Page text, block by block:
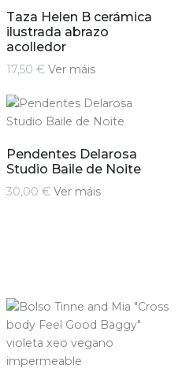
Taza Helen B cerámica
ilustrada abrazo
acolledor
17,50 € Ver máis
Pendentes Delarosa
Studio Baile de Noite
30,00 € Ver máis